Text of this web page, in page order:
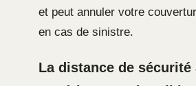
et peut annuler votre
en cas de sinistre.
La distance de sécurité